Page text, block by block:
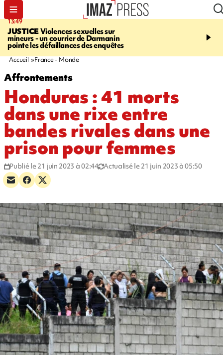
13:49
JUSTICEViolences sexuelles sur
mineurs - un courrier de Darmanin
pointe les défaillances des enquêtes
17:59
Corniche - la route du
Accueil France - Monde
Affrontements
Honduras : 41 morts
dans une rixe entre
bandes rivales dans une
prison pour femmes
Publié le 21 juin 2023 à 02:44 Actualisé le 21 juin 2023 à 05:50